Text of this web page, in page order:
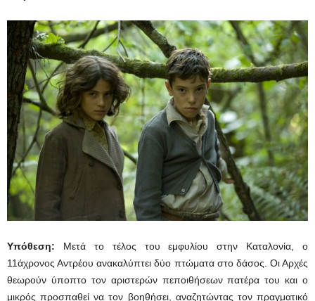
Υπόθεση: Μετά το τέλος του εμφυλίου στην Καταλονία, ο
11άχρονος Αντρέου ανακαλύπτει δύο πτώματα στο δάσος. Οι Αρχές
θεωρούν ύποπτο τον αριστερών πεποιθήσεων πατέρα του και ο
μικρός προσπαθεί να τον βοηθήσει, αναζητώντας τον πραγματικό